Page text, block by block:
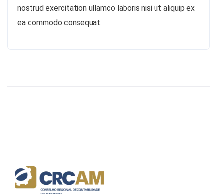
nostrud exercitation ullamco laboris nisi ut aliquip ex
ea commodo consequat.